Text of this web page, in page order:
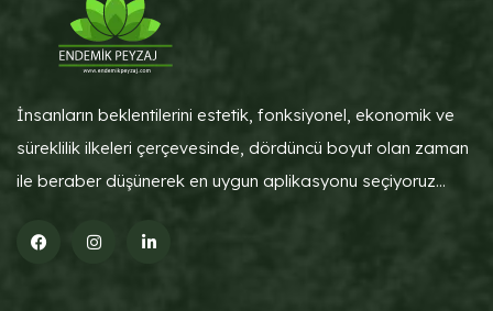
İnsanların beklentilerini estetik, fonksiyonel, ekonomik ve
süreklilik ilkeleri çerçevesinde, dördüncü boyut olan zaman
ile beraber düşünerek en uygun aplikasyonu seçiyoruz...